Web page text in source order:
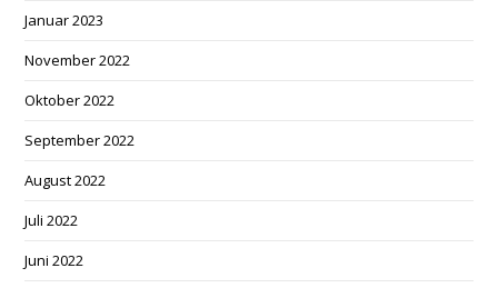
Januar 2023
November 2022
Oktober 2022
September 2022
August 2022
Juli 2022
Juni 2022